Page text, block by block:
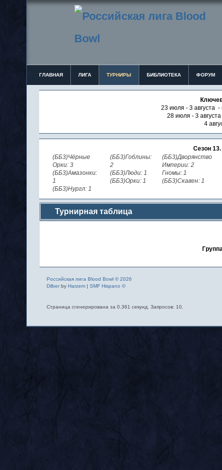
ГЛАВНАЯ ЛИГА ТУРНИРЫ БИБЛИОТЕКА ФОРУМ
23 июля - 3 августа -
28 июля - 3
4
Сезон 13.
(ББ3)Чёрные
Орки: 3
(ББ3)Амазонки:
1
(ББ3)Нургл: 1
(ББ3)Гоблины:
2
(ББ3)Люди: 1
(ББ3)Орки: 1
(ББ3)Дворянство
Империи: 2
Гномы: 1
(ББ3)Скавен: 1
Турнирная таблица
Российская лига Blood Bowl © 2026
Dilberby Harzem| SMF Hispano ©
Страница сгенерирована за 0.361 секунд. Запросов: 10.